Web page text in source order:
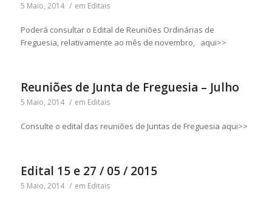
5 Maio, 2014 / em Editais
Poderá consultar o Edital de Reuniões Ordinárias de
Freguesia, relativamente ao mês de novembro, aqui>>
Reuniões de Junta de Freguesia – Julho
5 Maio, 2014 / em Editais
Consulte o edital das reuniões de Juntas de Freguesia aqui>>
Edital 15 e 27 / 05 / 2015
5 Maio, 2014 / em Editais